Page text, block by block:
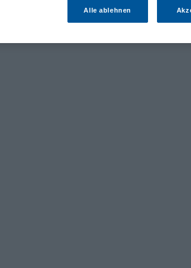
Alle ablehnen